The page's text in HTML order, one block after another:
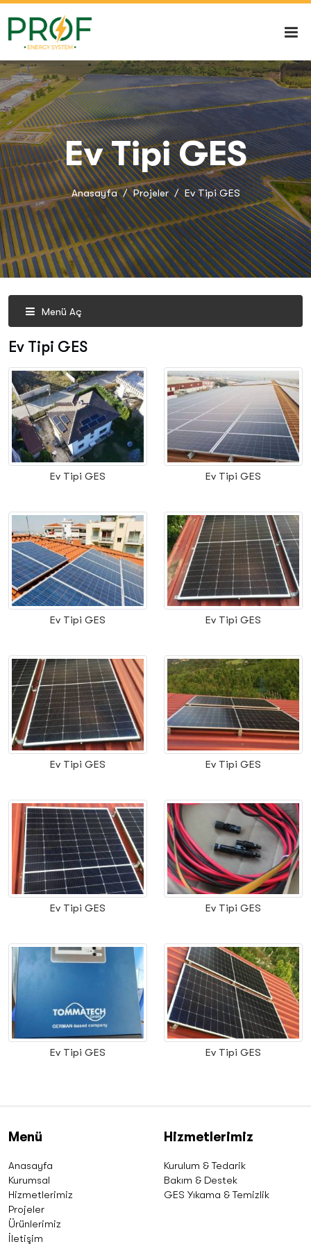
Ev Tipi GES
Anasayfa Projeler Ev Tipi GES
Menü Aç
Ev Tipi GES
Ev Tipi GES Ev Tipi GES
Ev Tipi GES Ev Tipi GES
Ev Tipi GES Ev Tipi GES
Ev Tipi GES Ev Tipi GES
Ev Tipi GES Ev Tipi GES
Menü
Anasayfa
Kurumsal
Hizmetlerimiz
Projeler
Ürünlerimiz
İletişim
Hizmetlerimiz
Kurulum & Tedarik
Bakım & Destek
GES Yıkama & Temizlik